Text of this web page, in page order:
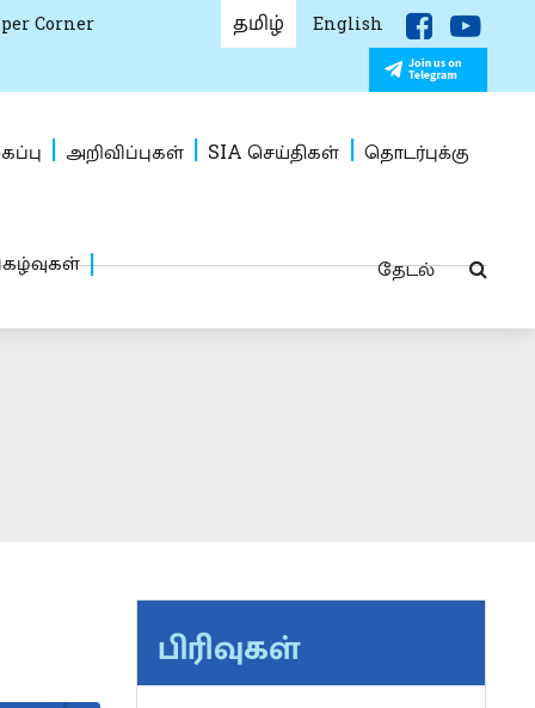
Corner தமிழ் English
அறிவிப்புகள் SIA செய்திகள் தொடர்புக்கு
தேடல்
பிரிவுகள்